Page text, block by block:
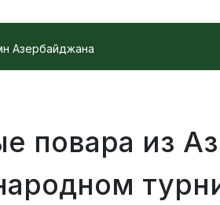
Азербайджана
повара из